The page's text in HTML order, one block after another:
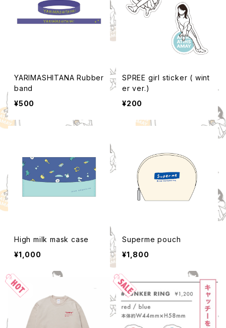
YARIMASHITANA Rubber
band
¥500
SPREE girl sticker ( wint
er ver.)
¥200
High milk mask case
¥1,000
Superme pouch
¥1,800